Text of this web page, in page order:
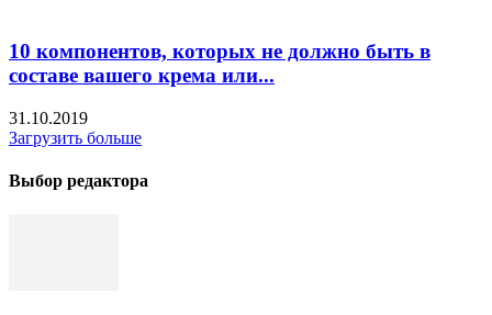
10 компонентов, которых не должно быть в
составе вашего крема или...
31.10.2019
Загрузить больше
Выбор редактора